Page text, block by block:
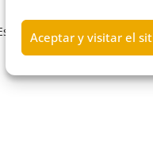
Aceptar y visitar el
, Expedientes ,